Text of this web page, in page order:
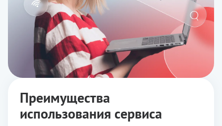
Преимущества
использования сервиса